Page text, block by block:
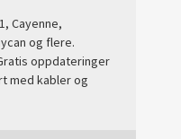
Cayenne,
og flere.
oppdateringer
med kabler og